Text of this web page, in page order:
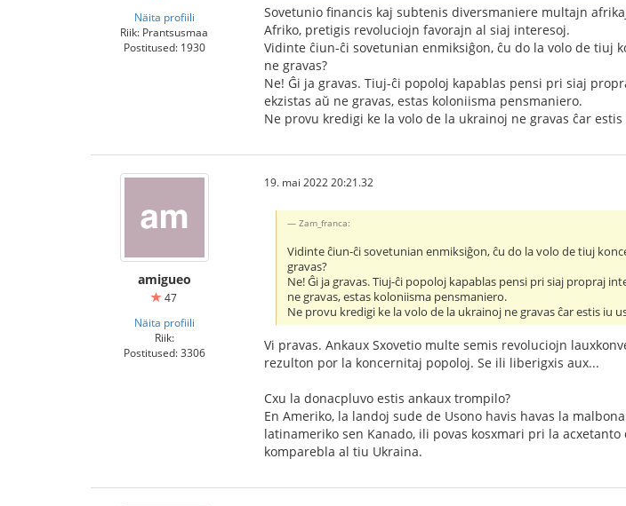
Näita profiili
Riik: Prantsusmaa
Postitused: 1930
Sovetunio financis kaj subtenis diversmaniere multajn
Afriko, pretigis revoluciojn favorajn al siaj interesoj.
Vidinte ĉiun-ĉi sovetunian enmiksiĝon, ĉu do la volo de tiuj
ne gravas?
Ne! Ĝi ja gravas. Tiuj-ĉi popoloj kapablas pensi pri siaj
ekzistas aŭ ne gravas, estas koloniisma pensmaniero.
Ne provu kredigi ke la volo de la ukrainoj ne gravas ĉar
amigueo
47
Näita profiili
Riik:
Postitused: 3306
19. mai 2022 20:21.32
Zam_franca:
Vidinte ĉiun-ĉi sovetunian enmiksiĝon, ĉu do la volo de tiuj
gravas?
Ne! Ĝi ja gravas. Tiuj-ĉi popoloj kapablas pensi pri siaj propraj
ne gravas, estas koloniisma pensmaniero.
Ne provu kredigi ke la volo de la ukrainoj ne gravas ĉar estis
Vi pravas. Ankaux Sxovetio multe semis revoluciojn
rezulton por la koncernitaj popoloj. Se ili liberigxis aux...
Cxu la donacpluvo estis ankaux trompilo?
En Ameriko, la landoj sude de Usono havis havas la
latinameriko sen Kanado, ili povas kosxmari pri la
komparebla al tiu Ukraina.